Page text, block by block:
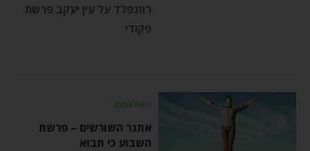
רוזנפלד על עין יעקב פרשת
פקודי
פשוט ועמוק
אתגר השורשים – פרשת
השבוע כי תבוא